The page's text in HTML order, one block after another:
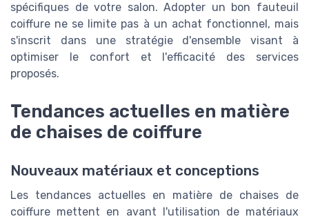
spécifiques de votre salon. Adopter un bon fauteuil
coiffure ne se limite pas à un achat fonctionnel, mais
s'inscrit dans une stratégie d'ensemble visant à
optimiser le confort et l'efficacité des services
proposés.
Tendances actuelles en matière
de chaises de coiffure
Nouveaux matériaux et conceptions
Les tendances actuelles en matière de chaises de
coiffure mettent en avant l'utilisation de matériaux